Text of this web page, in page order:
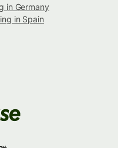
in Germany
in Spain